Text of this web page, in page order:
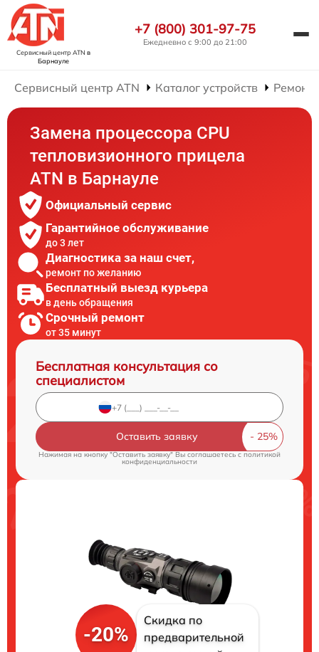
Сервисный центр ATN в
Барнауле
+7 (800) 301-97-75
Ежедневно с 9:00 до 21:00
Сервисный центр ATN Каталог устройств Ремонт
Замена процессора CPU
тепловизионного прицела
ATN в Барнауле
Официальный сервис
Гарантийное обслуживание
до 3 лет
Диагностика за наш счет,
ремонт по желанию
Бесплатный выезд курьера
в день обращения
Срочный ремонт
от 35 минут
Бесплатная консультация со
специалистом
Оставить заявку
Нажимая на кнопку "Оставить заявку" Вы соглашаетесь cполитикой
конфиденциальности
-20%
Скидка по
предварительной